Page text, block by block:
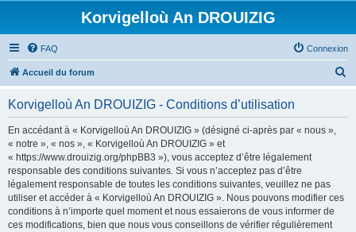
Korvigelloù An DROUIZIG
FAQ Connexion
Accueil du forum
Korvigelloù An DROUIZIG - Conditions d’utilisation
En accédant à « Korvigelloù An DROUIZIG » (désigné ci-après par « nous »,
« notre », « nos », « Korvigelloù An DROUIZIG » et
« https://www.drouizig.org/phpBB3 »), vous acceptez d’être légalement
responsable des conditions suivantes. Si vous n’acceptez pas d’être
légalement responsable de toutes les conditions suivantes, veuillez ne pas
utiliser et accéder à « Korvigelloù An DROUIZIG ». Nous pouvons modifier ces
conditions à n’importe quel moment et nous essaierons de vous informer de
ces modifications, bien que nous vous conseillons de vérifier régulièrement